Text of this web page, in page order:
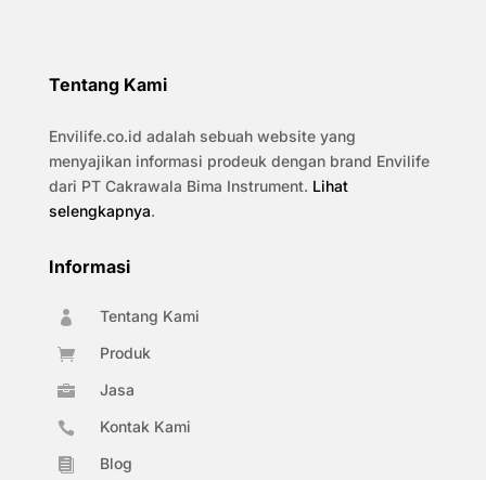
Tentang Kami
Envilife.co.id adalah sebuah website yang
menyajikan informasi prodeuk dengan brand Envilife
dari PT Cakrawala Bima Instrument. Lihat
selengkapnya.
Informasi
 Tentang Kami
 Produk
 Jasa
 Kontak Kami
 Blog